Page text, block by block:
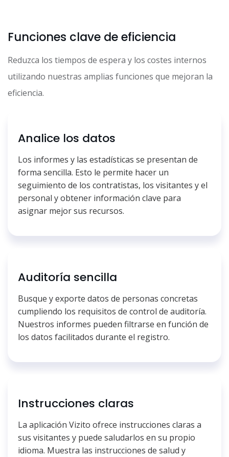
Funciones clave de eficiencia
Reduzca los tiempos de espera y los costes internos
utilizando nuestras amplias funciones que mejoran la
eficiencia.
Analice los datos
Los informes y las estadísticas se presentan de
forma sencilla. Esto le permite hacer un
seguimiento de los contratistas, los visitantes y el
personal y obtener información clave para
asignar mejor sus recursos.
Auditoría sencilla
Busque y exporte datos de personas concretas
cumpliendo los requisitos de control de auditoría.
Nuestros informes pueden filtrarse en función de
los datos facilitados durante el registro.
Instrucciones claras
La aplicación Vizito ofrece instrucciones claras a
sus visitantes y puede saludarlos en su propio
idioma. Muestra las instrucciones de salud y